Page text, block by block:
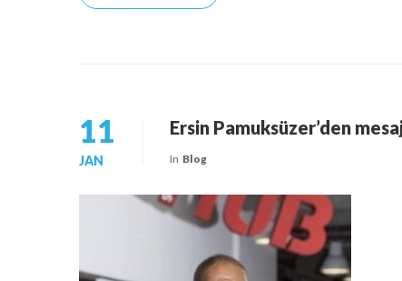
11
JAN
Ersin Pamuksüzer’den
In Blog